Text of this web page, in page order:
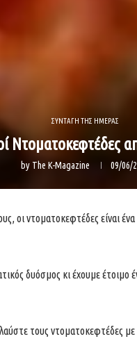
ΣΥΝΤΑΓΗ ΤΗΣ ΗΜΕΡΑΣ
Ντοματοκεφτέδες
by The K-Magazine 09/06/
οι ντοματοκεφτέδες είναι
δυόσμος κι έχουμε έτοιμο
τους ντοματοκεφτέδες